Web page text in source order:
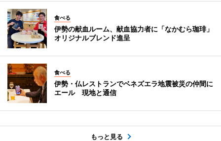
食べる
伊勢の献血ルーム、献血協力者に「なかむら珈琲」
オリジナルブレンド進呈
食べる
伊勢・仏レストランでベネズエラ地震被災の仲間に
エール 現地と通信
もっと見る